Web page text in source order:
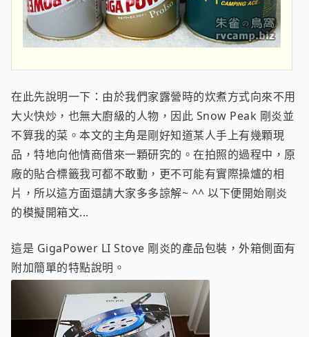
在此先說明一下：由於我們家露營時的炊煮方式向來不用
大火快炒，也無大廚級的人物，因此 Snow Peak 剛炎並
不算我的菜。本文的主角是剛好知道某人手上有幾顆現
品，特地向他情商借來一顆研究的。在拍照的過程中，原
廠的貼合標籤我可都不敢動，更不可能有實際操爐的相
片，所以這方面還請大家多多諒解~ ^^ 以下便開始剛炎
的模擬開箱文...
這是 GigaPower LI Stove 剛炎的產品包裝，外箱側面有
附加簡單的特點說明。